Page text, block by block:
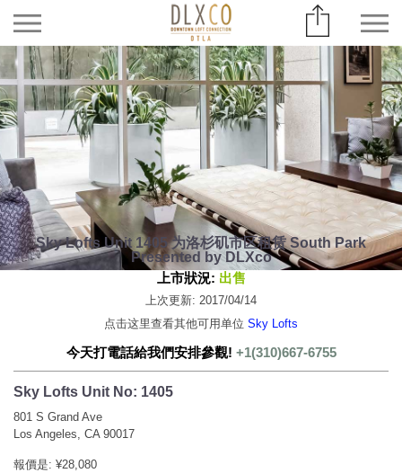
Sky Lofts Unit 1405 为洛杉矶市区租赁 South Park
Presented by DLXco
上市狀況: 出售
上次更新: 2017/04/14
点击这里查看其他可用单位 Sky Lofts
今天打電話給我們安排參觀! +1(310)667-6755
Sky Lofts Unit No: 1405
801 S Grand Ave
Los Angeles, CA 90017
報價是: ¥28,080